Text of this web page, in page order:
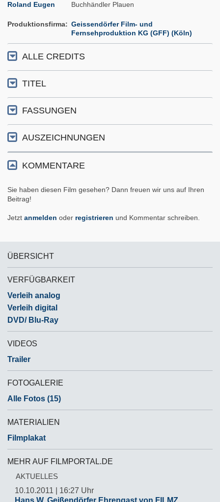
Roland Eugen Buchhändler Plauen
Produktionsfirma
Geissendörfer Film- und
Fernsehproduktion KG (GFF) (Köln)
ALLE CREDITS
TITEL
FASSUNGEN
AUSZEICHNUNGEN
KOMMENTARE
Sie haben diesen Film gesehen? Dann freuen wir uns auf Ihren
Beitrag!
Jetzt anmelden oder registrieren und Kommentar schreiben.
ÜBERSICHT
VERFÜGBARKEIT
Verleih analog
Verleih digital
DVD/ Blu-Ray
VIDEOS
Trailer
FOTOGALERIE
Alle Fotos (15)
MATERIALIEN
Filmplakat
MEHR AUF FILMPORTAL.DE
AKTUELLES
10.10.2011 | 16:27 Uhr